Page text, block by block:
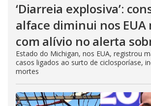
‘Diarreia explosiva’:
alface diminui nos EUA
com alívio no alerta
Estado do Michigan, nos EUA, registrou
casos ligados ao surto de ciclosporíase,
mortes